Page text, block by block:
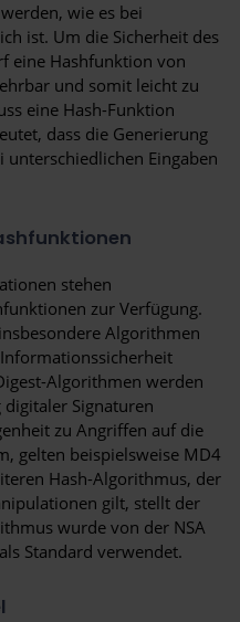
wie es bei
ist. Um die Sicherheit des
eine Hashfunktion von
und somit leicht zu
eine Hash-Funktion
dass die Generierung
unterschiedlichen Eingaben
stehen
zur Verfügung.
Algorithmen
Algorithmen werden
Signaturen
zu Angriffen auf die
gelten beispielsweise MD4
Hash-Algorithmus, der
gilt, stellt der
wurde von der NSA
Standard verwendet.